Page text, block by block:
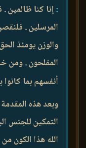
:إنا كنا ظالمين
المرسلين .
والوزن يومئذ
المفلحون . ومن
أنفسهم بما كانوا
وبعد هذه
التمكين للجنس
الله هذا الكون